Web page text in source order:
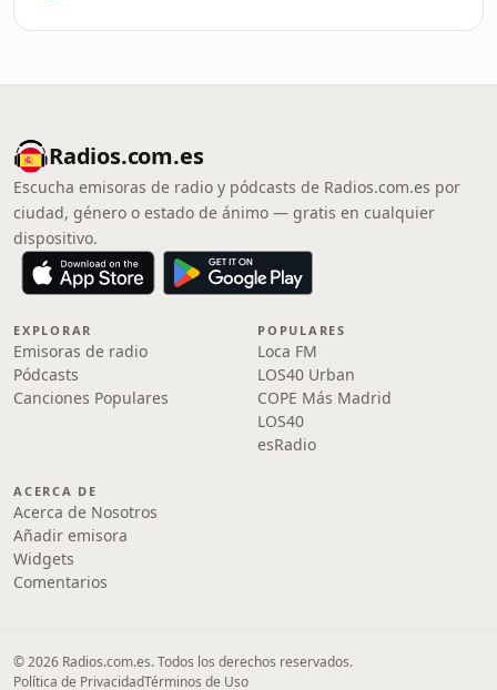
Radios.com.es
Escucha emisoras de radio y pódcasts de Radios.com.es por
ciudad, género o estado de ánimo — gratis en cualquier
dispositivo.
EXPLORAR
Emisoras de radio
Pódcasts
Canciones Populares
POPULARES
Loca FM
LOS40 Urban
COPE Más Madrid
LOS40
esRadio
ACERCA DE
Acerca de Nosotros
Añadir emisora
Widgets
Comentarios
© 2026 Radios.com.es. Todos los derechos reservados.
Política de PrivacidadTérminos de Uso